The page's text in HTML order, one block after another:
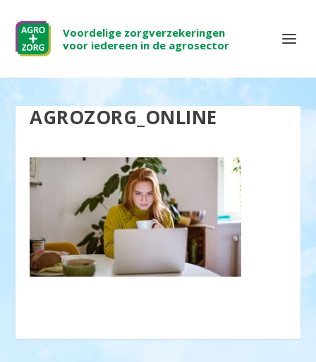
Voordelige zorgverzekeringen
voor iedereen in de agrosector
AGROZORG_ONLINE